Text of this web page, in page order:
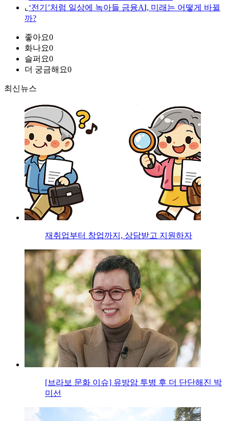
⌞ ‘전기’처럼 일상에 녹아들 금융AI, 미래는 어떻게 바뀔
까?
좋아요0
화나요0
슬퍼요0
더 궁금해요0
최신뉴스
재취업부터 창업까지, 상담받고 지원하자
[브라보 문화 이슈] 유방암 투병 후 더 단단해진 박
미선